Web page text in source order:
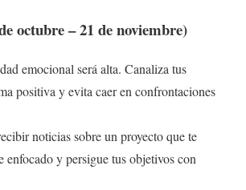
octubre – 21 de noviembre)
emocional será alta. Canaliza tus
positiva y evita caer en confrontaciones
noticias sobre un proyecto que te
enfocado y persigue tus objetivos con